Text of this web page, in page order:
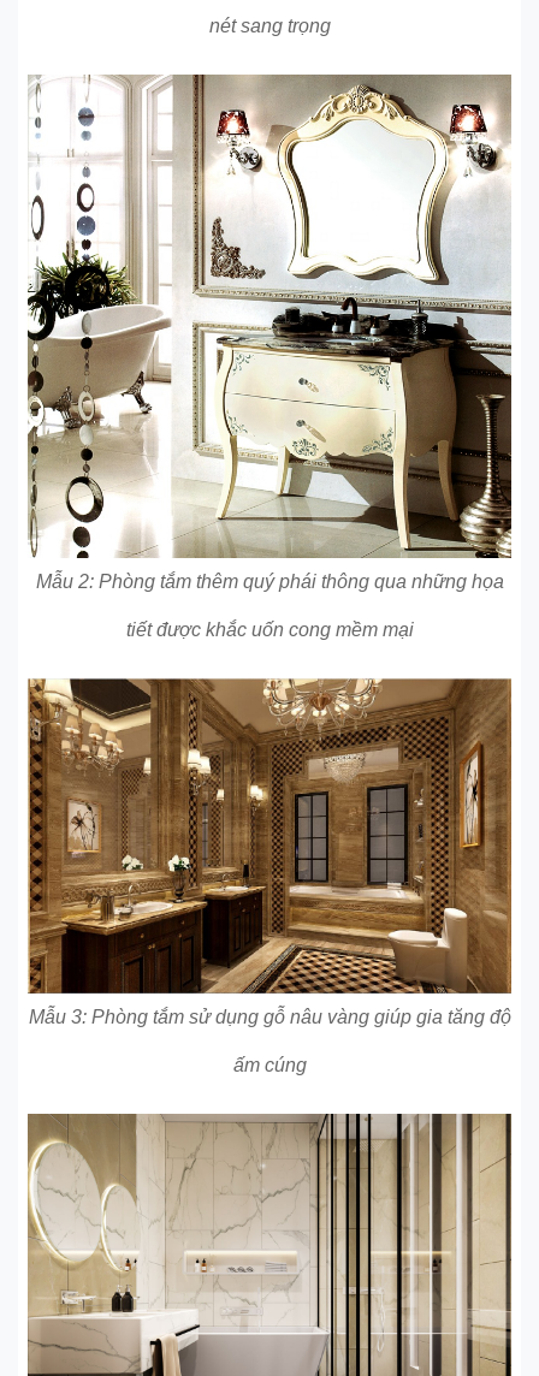
nét sang trọng
Mẫu 2: Phòng tắm thêm quý phái thông qua những họa
tiết được khắc uốn cong mềm mại
Mẫu 3: Phòng tắm sử dụng gỗ nâu vàng giúp gia tăng độ
ấm cúng